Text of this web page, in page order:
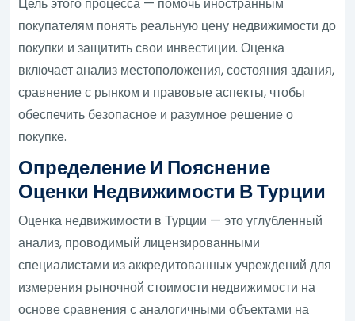
покупателям понять реальную цену недвижимости до
покупки и защитить свои инвестиции. Оценка
включает анализ местоположения, состояния здания,
сравнение с рынком и правовые аспекты, чтобы
обеспечить безопасное и разумное решение о
покупке.
Определение И Пояснение
Оценки Недвижимости В Турции
Оценка недвижимости в Турции — это углубленный
анализ, проводимый лицензированными
специалистами из аккредитованных учреждений для
измерения рыночной стоимости недвижимости на
основе сравнения с аналогичными объектами на